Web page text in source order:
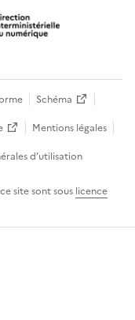
Schéma
Mentions légales
d’utilisation
site sont sous licence